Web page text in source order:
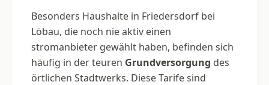
Besonders Haushalte in Friedersdorf bei
Löbau, die noch nie aktiv einen
stromanbieter gewählt haben, befinden sich
häufig in der teuren Grundversorgung des
örtlichen Stadtwerks. Diese Tarife sind